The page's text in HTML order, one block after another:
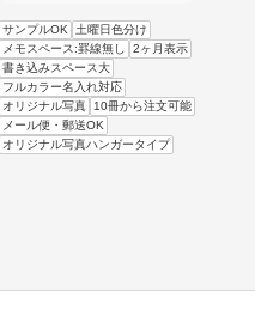
サンプルOK 土曜日色分け
メモスペース:罫線無し
2ヶ月表示
書き込みスペース大
フルカラー名入れ対応
オリジナル写真 10冊から注文可能
メール便・郵送OK
オリジナル写真ハンガータイプ